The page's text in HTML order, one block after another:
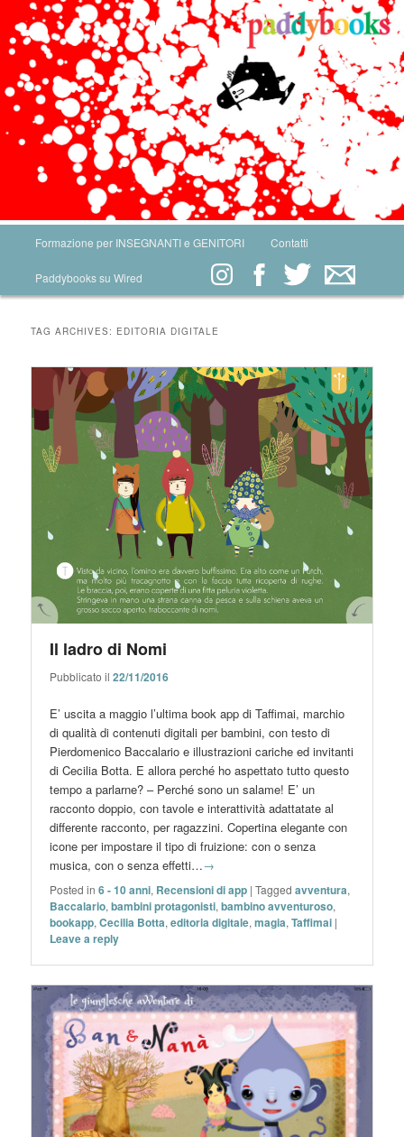
Skip to primary content
Skip to secondary content
Formazione per INSEGNANTI e GENITORI Contatti
Paddybooks su Wired
TAG ARCHIVES: EDITORIA DIGITALE
Il ladro di Nomi
Pubblicato il22/11/2016
E’ uscita a maggio l’ultima book app di Taffimai, marchio
di qualità di contenuti digitali per bambini, con testo di
Pierdomenico Baccalario e illustrazioni cariche ed invitanti
di Cecilia Botta. E allora perché ho aspettato tutto questo
tempo a parlarne? – Perché sono un salame! E’ un
racconto doppio, con tavole e interattività adattatate al
differente racconto, per ragazzini. Copertina elegante con
icone per impostare il tipo di fruizione: con o senza
musica, con o senza effetti…→
Posted in 6 - 10 anni, Recensioni di app |Tagged avventura,
Baccalario,bambini protagonisti,bambino avventuroso,
bookapp,Cecilia Botta,editoria digitale,magia,Taffimai |
Leave a reply